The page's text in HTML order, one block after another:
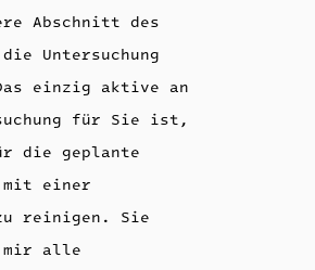
Abschnitt des
Untersuchung
einzig aktive an
für Sie ist,
die geplante
mit einer
reinigen. Sie
mir alle